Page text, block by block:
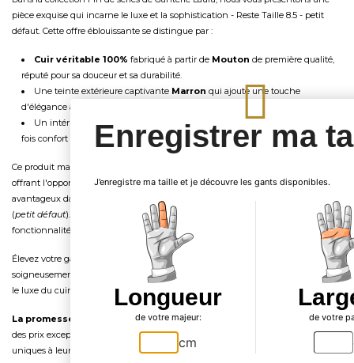
pièce exquise qui incarne le luxe et la sophistication - Reste Taille 8.5 - petit
défaut. Cette offre éblouissante se distingue par :
Cuir véritable 100% fabriqué à partir de Mouton de première qualité,
réputé pour sa douceur et sa durabilité.
Une teinte extérieure captivante Marron qui ajoute une touche
d'élégance à toute tenue.
Un intérieur doublé de
Tissu synthétique en Noir
fois confort et praticité.
Ce produit magnifiquement conçu est maintenant disponible en taille
offrant l'opportunité d'acquérir une pièce de haute qualité à un prix
avantageux dans notre catégorie Fin de séries en raison de son petit défaut
(petit défaut). Malgré cette légère imperfection, l'esthétique générale et la
fonctionnalité restent intactes.
Élevez votre garde-robe avec cette trouvaille exceptionnelle de la sélection
soigneusement choisie de trésors de fin de séries de Ganterie Laura. Découvrez
le luxe du cuir véritable en mouton à un rapport qualité-prix imbattable.
La promesse Fin de séries de Ganterie Laura :
Une qualité inégalée à
des prix exceptionnels pour les personnes exigeantes à la recherche d'ajouts
uniques à leur collection.
Enregistrer ma
J’enregistre ma taille et je découvre les gants disponibles.
Longueur
de votre majeur:
cm
de votre